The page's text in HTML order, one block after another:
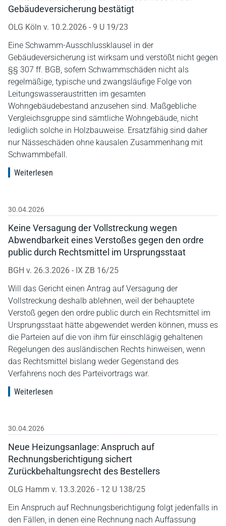
Gebäudeversicherung bestätigt
OLG Köln v. 10.2.2026 - 9 U 19/23
Eine Schwamm-Ausschlussklausel in der
Gebäudeversicherung ist wirksam und verstößt nicht gegen
§§ 307 ff. BGB, sofern Schwammschäden nicht als
regelmäßige, typische und zwangsläufige Folge von
Leitungswasseraustritten im gesamten
Wohngebäudebestand anzusehen sind. Maßgebliche
Vergleichsgruppe sind sämtliche Wohngebäude, nicht
lediglich solche in Holzbauweise. Ersatzfähig sind daher
nur Nässeschäden ohne kausalen Zusammenhang mit
Schwammbefall.
Weiterlesen
30.04.2026
Keine Versagung der Vollstreckung wegen
Abwendbarkeit eines Verstoßes gegen den ordre
public durch Rechtsmittel im Ursprungsstaat
BGH v. 26.3.2026 - IX ZB 16/25
Will das Gericht einen Antrag auf Versagung der
Vollstreckung deshalb ablehnen, weil der behauptete
Verstoß gegen den ordre public durch ein Rechtsmittel im
Ursprungsstaat hätte abgewendet werden können, muss es
die Parteien auf die von ihm für einschlägig gehaltenen
Regelungen des ausländischen Rechts hinweisen, wenn
das Rechtsmittel bislang weder Gegenstand des
Verfahrens noch des Parteivortrags war.
Weiterlesen
30.04.2026
Neue Heizungsanlage: Anspruch auf
Rechnungsberichtigung sichert
Zurückbehaltungsrecht des Bestellers
OLG Hamm v. 13.3.2026 - 12 U 138/25
Ein Anspruch auf Rechnungsberichtigung folgt jedenfalls in
den Fällen, in denen eine Rechnung nach Auffassung